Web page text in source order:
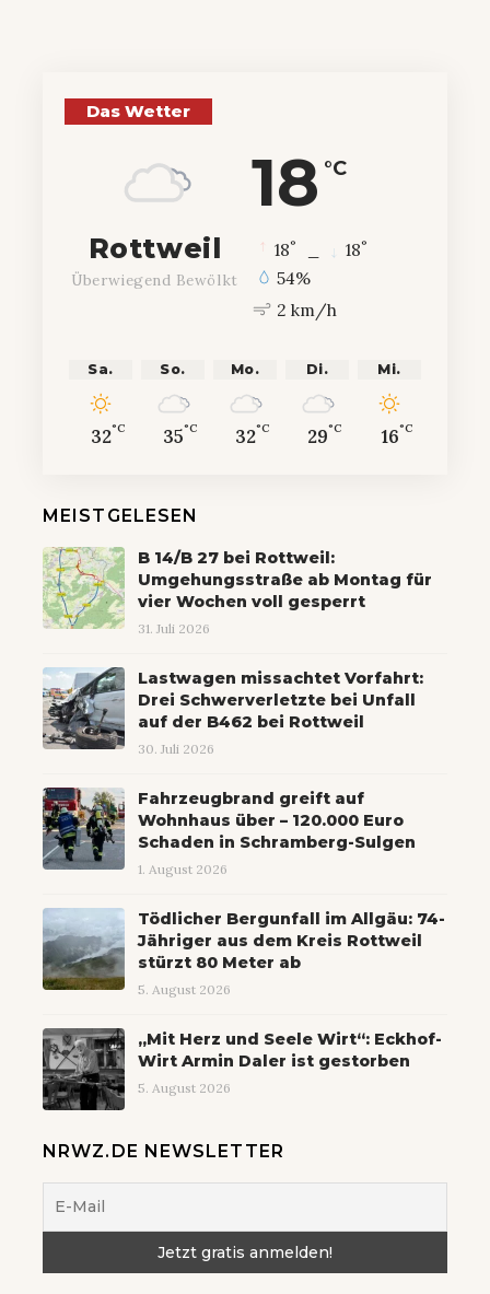
Das Wetter
18 °C
Rottweil
Überwiegend Bewölkt
18° 18°
54%
2 km/h
Sa.
32°C
So.
35°C
Mo.
32°C
Di.
29°C
Mi.
16°C
MEISTGELESEN
B 14/B 27 bei Rottweil:
Umgehungsstraße ab Montag für
vier Wochen voll gesperrt
31. Juli 2026
Lastwagen missachtet Vorfahrt:
Drei Schwerverletzte bei Unfall
auf der B462 bei Rottweil
30. Juli 2026
Fahrzeugbrand greift auf
Wohnhaus über – 120.000 Euro
Schaden in Schramberg-Sulgen
1. August 2026
Tödlicher Bergunfall im Allgäu: 74-
Jähriger aus dem Kreis Rottweil
stürzt 80 Meter ab
5. August 2026
„Mit Herz und Seele Wirt“: Eckhof-
Wirt Armin Daler ist gestorben
5. August 2026
NRWZ.DE NEWSLETTER